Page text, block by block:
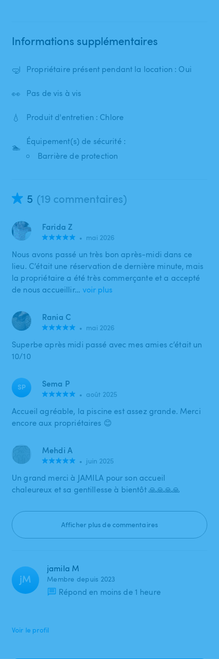
Informations supplémentaires
🤿 Propriétaire présent pendant la location : Oui
👀 Pas de vis à vis
💧 Produit d'entretien : Chlore
🏊
Équipement(s) de sécurité :
Barrière de protection
5 (19 commentaires)
Farida Z
• mai 2026
Nous avons passé un très bon après-midi dans ce
lieu. C’était une réservation de dernière minute, mais
la propriétaire a été très commerçante et a accepté
de nous accueillir… voir plus
Rania C
• mai 2026
Superbe après midi passé avec mes amies c’était un
10/10
SP Sema P
• août 2025
Accueil agréable, la piscine est assez grande. Merci
encore aux propriétaires 😊
Mehdi A
• juin 2025
Un grand merci à JAMILA pour son accueil
chaleureux et sa gentillesse à bientôt 🙏🙏🙏🙏
Afficher plus de commentaires
jM
jamila M
Membre depuis 2023
Répond en moins de 1 heure
Voir le profil